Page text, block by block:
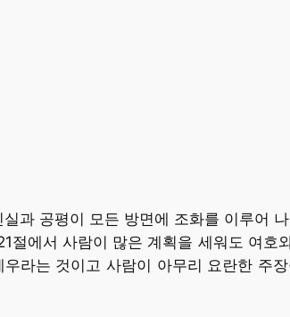
과 공평이 모든 방면에 조화를 이루어
에서 사람이 많은 계획을 세워도 여호
라는 것이고 사람이 아무리 요란한 주